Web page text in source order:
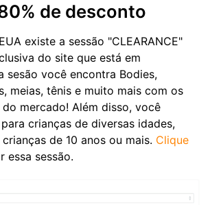
de desconto
existe a sessão "CLEARANCE"
do site que está em
sesão você encontra Bodies,
meias, tênis e muito mais com os
mercado! Além disso, você
crianças de diversas idades,
de 10 anos ou mais. Clique
essa sessão.